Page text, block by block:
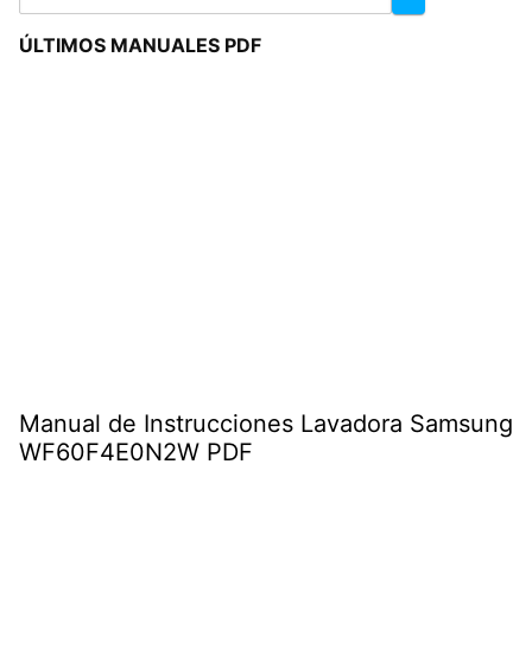
ÚLTIMOS MANUALES PDF
Manual de Instrucciones Lavadora Samsung
WF60F4E0N2W PDF